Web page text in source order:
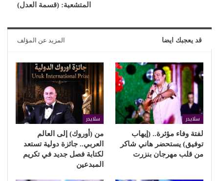
المتشعبة: (قسمة العدل)
قد يعجبك ايضا المزيد عن المؤلف
سلايدر
لفتة وفاء مؤثرة.. (إيهاب
توفيق) يستحضر هاني شاكر
من قلب مهرجان بنزرت
سلايدر
من (أوروك) إلى العالم
العربي.. جائزة دولية تستعد
لكتابة فصل جديد في تكريم
المبدعين